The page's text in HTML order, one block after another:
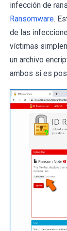
infección de
Ransomware.
de las
víctimas
un archivo
ambos si es